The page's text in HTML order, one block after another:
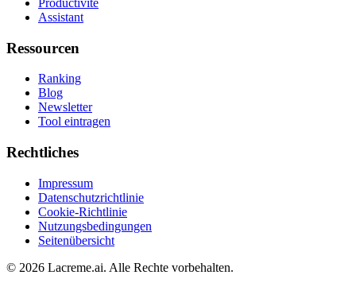
Productivité
Assistant
Ressourcen
Ranking
Blog
Newsletter
Tool eintragen
Rechtliches
Impressum
Datenschutzrichtlinie
Cookie-Richtlinie
Nutzungsbedingungen
Seitenübersicht
© 2026 Lacreme.ai. Alle Rechte vorbehalten.